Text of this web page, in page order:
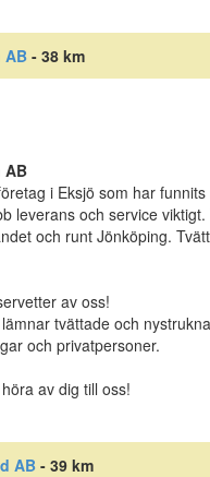
AB - 38 km
AB
i Eksjö som har
leverans och service
och runt Jönköping.
av oss!
tvättade och
och privatpersoner.
av dig till oss!
AB - 39 km